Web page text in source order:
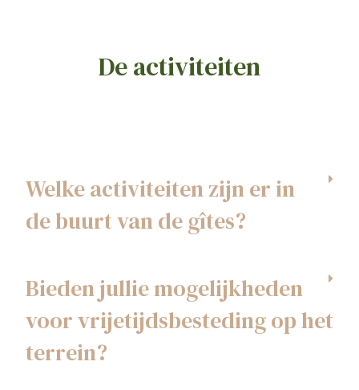
De activiteiten
Welke activiteiten zijn er in
de buurt van de gîtes?
Bieden jullie mogelijkheden
voor vrijetijdsbesteding op het
terrein?